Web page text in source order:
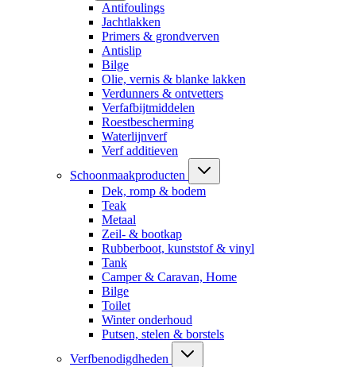
Antifoulings
Jachtlakken
Primers & grondverven
Antislip
Bilge
Olie, vernis & blanke lakken
Verdunners & ontvetters
Verfafbijtmiddelen
Roestbescherming
Waterlijnverf
Verf additieven
Schoonmaakproducten
Dek, romp & bodem
Teak
Metaal
Zeil- & bootkap
Rubberboot, kunststof & vinyl
Tank
Camper & Caravan, Home
Bilge
Toilet
Winter onderhoud
Putsen, stelen & borstels
Verfbenodigdheden